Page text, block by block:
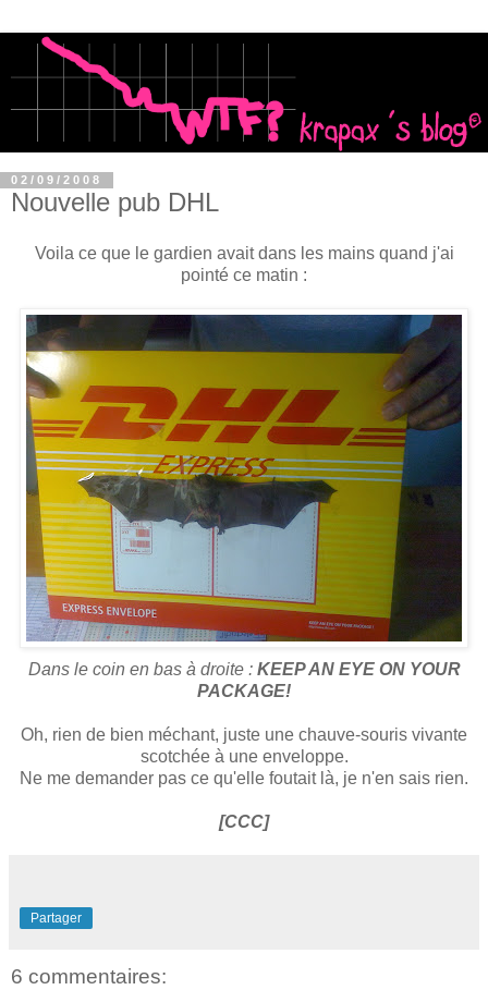
02/09/2008
Nouvelle pub DHL
Voila ce que le gardien avait dans les mains quand j'ai
pointé ce matin :
Dans le coin en bas à droite : KEEPAN EYEON YOUR
PACKAGE!
Oh, rien de bien méchant, juste une chauve-souris vivante
scotchée à une enveloppe.
Ne me demander pas ce qu'elle foutait là, je n'en sais rien.
[CCC]
Partager
6 commentaires: